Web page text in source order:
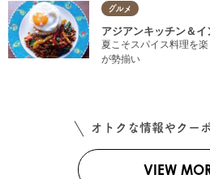
グルメ
アジアンキッチン＆
夏こそスパイス料理を
が勢揃い
オトクな情報やクー
VIEW